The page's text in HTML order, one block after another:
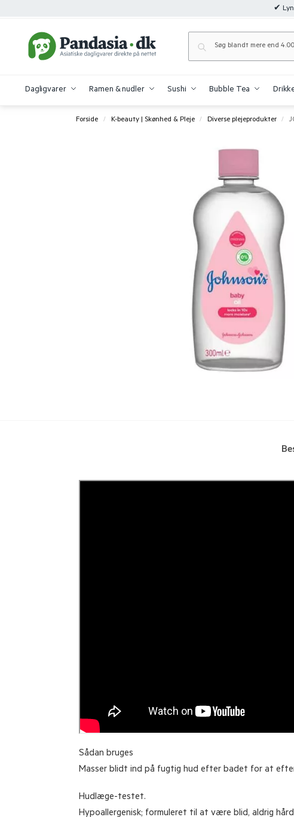
✔
Dagligvarer Ramen & nudler Sushi Bubble Tea
Forside / K-beauty | Skønhed & Pleje / Diverse plejeprodukter /
Sådan bruges
Masser blidt ind på fugtig hud efter badet for at
Hudlæge-testet.
Hypoallergenisk; formuleret til at være blid, aldrig